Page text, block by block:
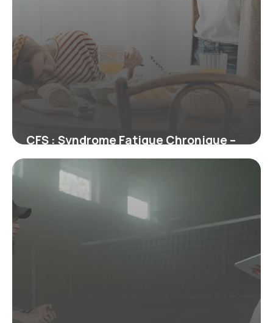
CFS : Syndrome Fatigue Chronique –
Guide
29 juin 2026